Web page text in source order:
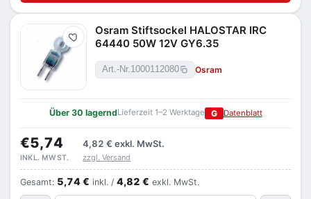
Merken
Osram Stiftsockel HALOSTAR IRC
64440 50W 12V GY6.35
Art.-Nr.1000112080 Osram
Über 30 lagerndLieferzeit 1–2 Werktage G Datenblatt
€5,74 4,82 € exkl. MwSt.
INKL. MWST. zzgl. Versand
Gesamt: 5,74 € inkl. / 4,82 € exkl. MwSt.